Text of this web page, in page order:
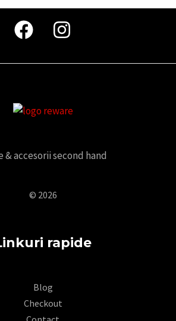
& accesorii second hand
© 2026
rapide
Blog
Checkout